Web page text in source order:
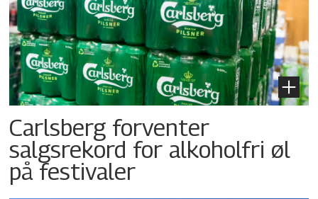
Carlsberg forventer
salgsrekord for alkoholfri øl
på festivaler